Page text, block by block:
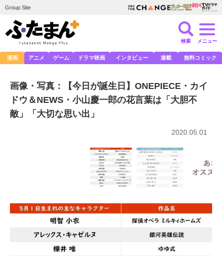
Group Site
検索 メニュー
漫画 アニメ ゲーム ドラマ映画 インタビュー 連載 無料コミック
画像・写真：【今日が誕生日】ONEPIECE・カイ
ドウ＆NEWS・小山慶一郎の花言葉は「大胆不
敵」「大切な思い出」
2020.05.01